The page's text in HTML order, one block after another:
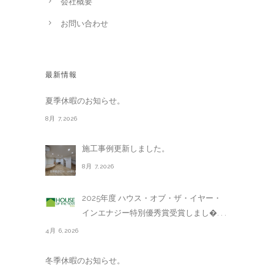
お問い合わせ
最新情報
夏季休暇のお知らせ。
8月 7,2026
施工事例更新しました。
8月 7,2026
2025年度 ハウス・オブ・ザ・イヤー・
インエナジー特別優秀賞受賞しまし�. . .
4月 6,2026
冬季休暇のお知らせ。